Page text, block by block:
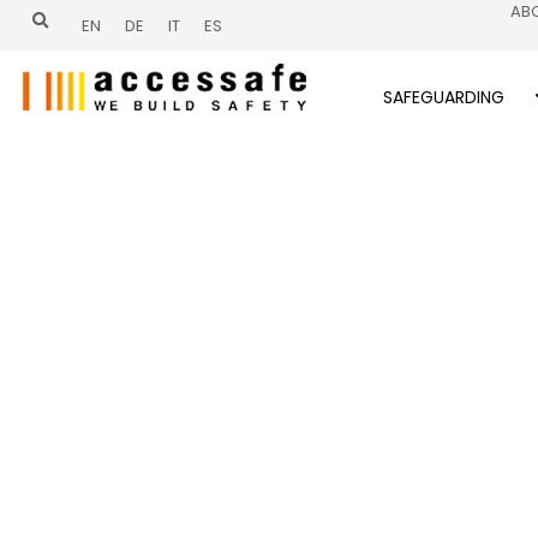
Aller
contenu
EN DE IT ES
SAFEGUARDING